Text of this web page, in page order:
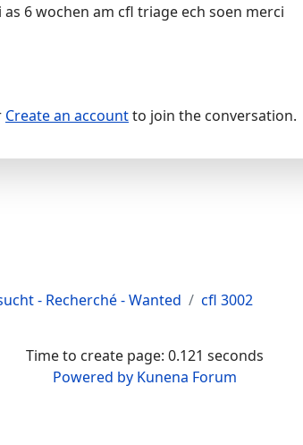
6 wochen am cfl triage ech soen merci
Create an accountto join the conversation.
- Recherché - Wanted cfl 3002
Time to create page: 0.121 seconds
Powered by Kunena Forum